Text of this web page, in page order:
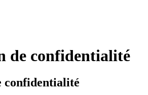
de confidentialité
confidentialité